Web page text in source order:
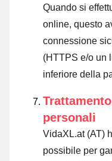
Quando si
online, questo
connessione
(HTTPS e/o un
inferiore della
personali
VidaXL.at (AT)
possibile per